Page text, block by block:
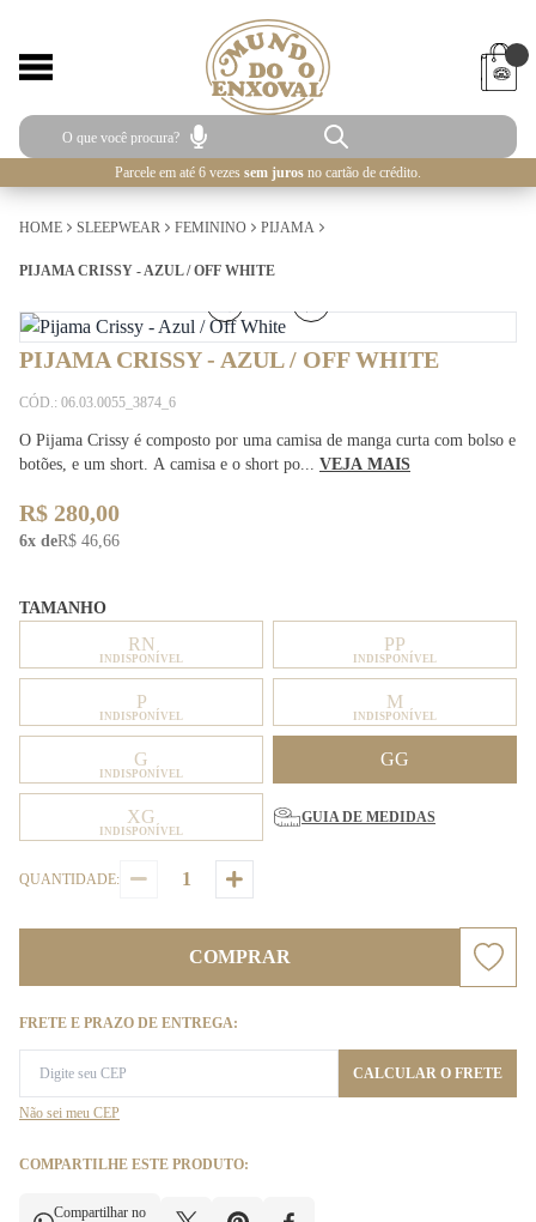
Parcele em até 6 vezes sem juros no cartão de crédito.
HOME SLEEPWEAR FEMININO PIJAMA
PIJAMA CRISSY - AZUL / OFF WHITE
PIJAMA CRISSY - AZUL / OFF WHITE
CÓD.: 06.03.0055_3874_6
O Pijama Crissy é composto por uma camisa de manga curta com bolso e
botões, e um short. A camisa e o short po... VEJA MAIS
R$ 280,00
6x deR$ 46,66
TAMANHO
RN
INDISPONÍVEL
PP
INDISPONÍVEL
P
INDISPONÍVEL
M
INDISPONÍVEL
G
INDISPONÍVEL
GG
XG
INDISPONÍVEL
GUIA DE MEDIDAS
QUANTIDADE:
COMPRAR
FRETE E PRAZO DE ENTREGA:
CALCULAR O FRETE
Não sei meu CEP
COMPARTILHE ESTE PRODUTO:
Compartilhar no